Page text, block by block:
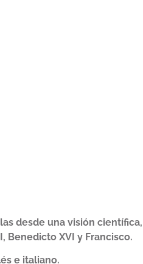
desde una visión científica,
Benedicto XVI y Francisco.
e italiano.